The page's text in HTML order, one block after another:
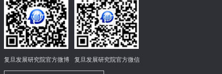
复旦发展研究院官方微博 复旦发展研究院官方微信